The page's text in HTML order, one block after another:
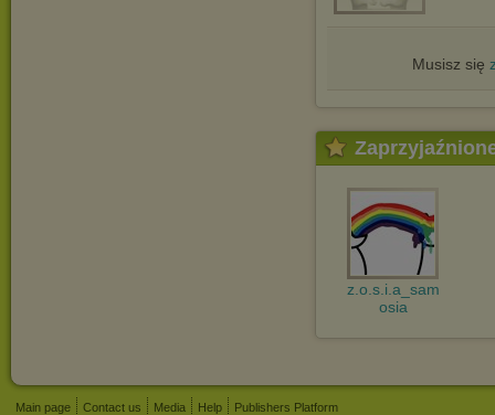
Musisz się
z.o.s.i.a_sam
osia
Main page Contact us Media Help
Publishers Platform